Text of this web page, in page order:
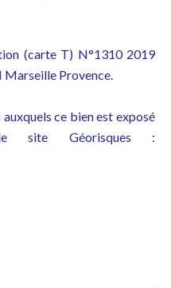
(carte T) N°1310 2019
Marseille Provence.
ce bien est exposé
site Géorisques :